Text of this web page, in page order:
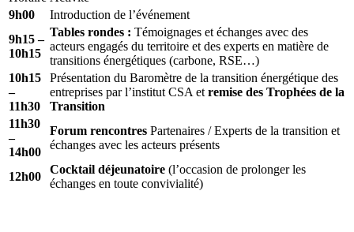
9h00
Introduction de l’événement
9h15 –
10h15
Tables rondes : Témoignages et échanges avec des
acteurs engagés du territoire et des experts en matière de
transitions énergétiques (carbone, RSE…)
10h15
–
11h30
Présentation du Baromètre de la transition énergétique des
entreprises par l’institut CSA et remise des Trophées de la
Transition
11h30
–
14h00
Forum rencontres Partenaires / Experts de la transition et
échanges avec les acteurs présents
12h00
Cocktail déjeunatoire (l’occasion de prolonger les
échanges en toute convivialité)